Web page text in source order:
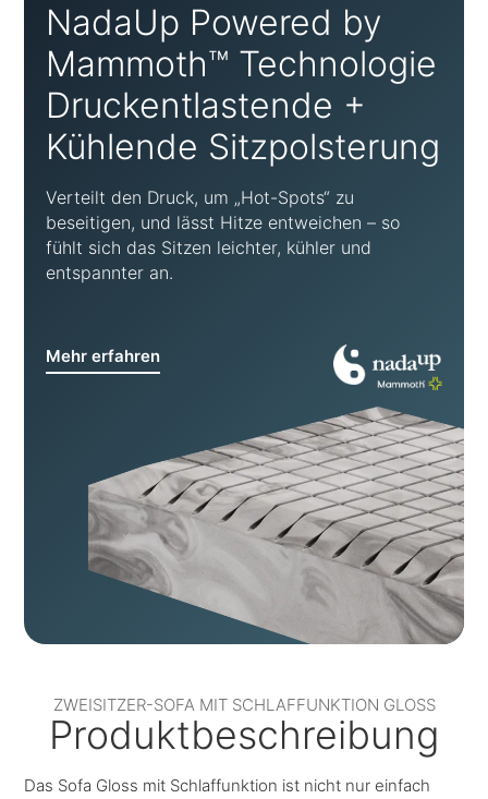
NadaUp Powered by
Mammoth™ Technologie
Druckentlastende +
Kühlende Sitzpolsterung
Verteilt den Druck, um „Hot-Spots“ zu
beseitigen, und lässt Hitze entweichen – so
fühlt sich das Sitzen leichter, kühler und
entspannter an.
Mehr erfahren
ZWEISITZER-SOFA MIT SCHLAFFUNKTION GLOSS
Produktbeschreibung
Das Sofa Gloss mit Schlaffunktion ist nicht nur einfach